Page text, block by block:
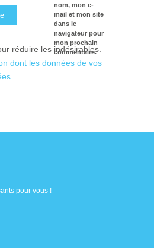
nom, mon e-
mail et mon site
dans le
navigateur pour
mon prochain
commentaire.
réduire les indésirables.
dont les données de vos
.
pour vous !